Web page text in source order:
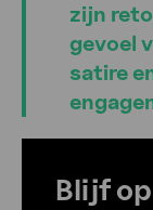
zijn
gevoel
satire
Blijf